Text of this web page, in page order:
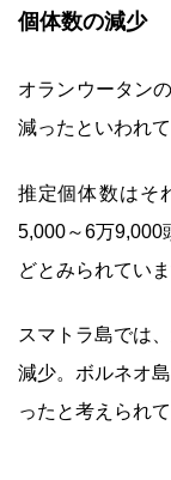
個体数の減少
オランウータン
減ったといわれて
推定個体数はそ
5,000～6万9,000
どとみられていま
スマトラ島では
減少。ボルネオ
ったと考えられて